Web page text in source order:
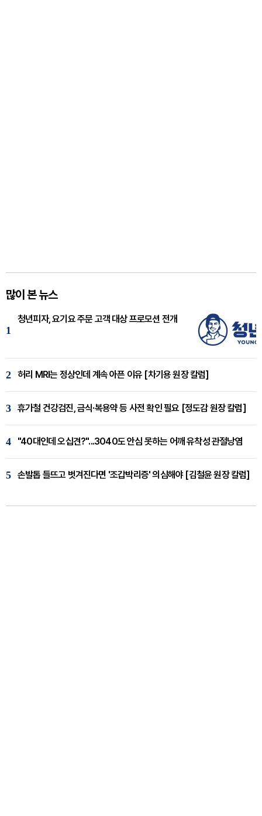
많이 본 뉴스
1
청년피자, 요기요 주문 고객 대상 프로모션 전개
2 허리 MRI는 정상인데 계속 아픈 이유 [차기용 원장 칼럼]
3 휴가철 건강검진, 금식·복용약 등 사전 확인 필요 [정도감 원장 칼럼]
4 "40대인데 오십견?"...3040도 안심 못하는 어깨 유착성 관절낭염
5 손발톱 들뜨고 벗겨진다면 '조갑박리증' 의심해야 [김철윤 원장 칼럼]